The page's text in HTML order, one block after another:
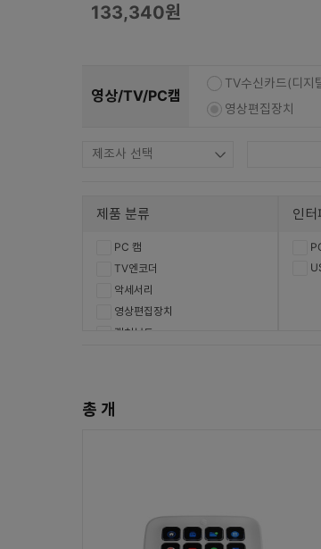
133,340원
영상/TV/PC캠
TV수신카드(디지
영상편집장치
제품 분류
PC 캠
TV엔코더
악세서리
영상편집장치
캡쳐보드
인터
총 개